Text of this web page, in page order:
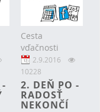
Cesta
vďačnosti
2.9.2016
10228
2. DEŇ PO -
RADOSŤ
NEKONČÍ